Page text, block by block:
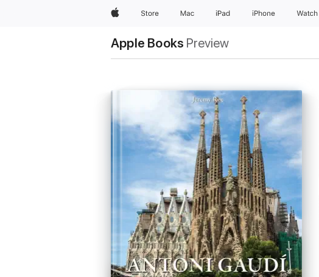
AppleStore Mac iPad iPhone Watch
Apple Books Preview